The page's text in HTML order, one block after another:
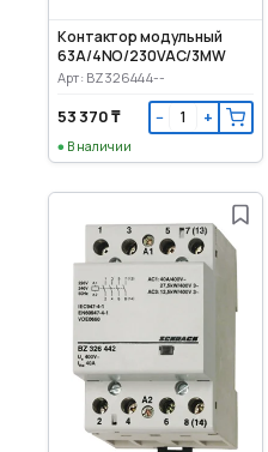
Контактор модульный
63A/4NO/230VAC/3MW
Арт: BZ326444--
53 370 ₸ − +
В наличии